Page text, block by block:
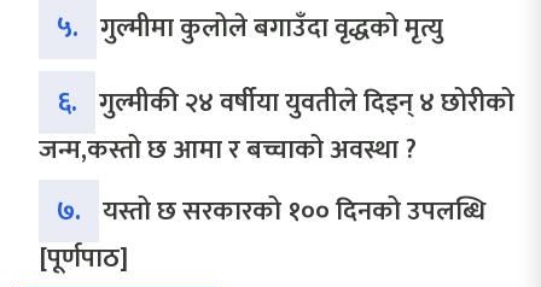
५. गुल्मीमा कुलोले बगाउँदा वृद्धको मृत्यु
६. गुल्मीकी २४ वर्षीया युवतीले दिइन् ४ छोरीको
जन्म,कस्तो छ आमा र बच्चाको अवस्था ?
७. यस्तो छ सरकारको १०० दिनको उपलब्धि
[पूर्णपाठ]